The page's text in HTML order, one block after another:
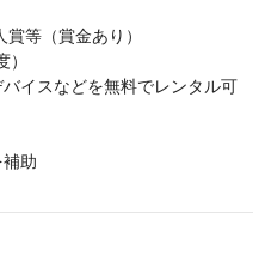
等（賞金あり）
イスなどを無料でレンタル可
助